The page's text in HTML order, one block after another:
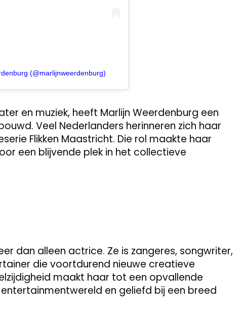
(@marlijnweerdenburg)
en muziek, heeft Marlijn Weerdenburg een
Veel Nederlanders herinneren zich haar
Flikken Maastricht. Die rol maakte haar
een blijvende plek in het collectieve
dan alleen actrice. Ze is zangeres, songwriter,
die voortdurend nieuwe creatieve
maakt haar tot een opvallende
en geliefd bij een breed